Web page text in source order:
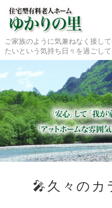
ご家族のように気兼ねなく接し
たいという気持ち日々を過ごして
ホーム
施設（ゆかりの里）
施設（あさ風）
ご入居について
アクセス
🎤久々のカ